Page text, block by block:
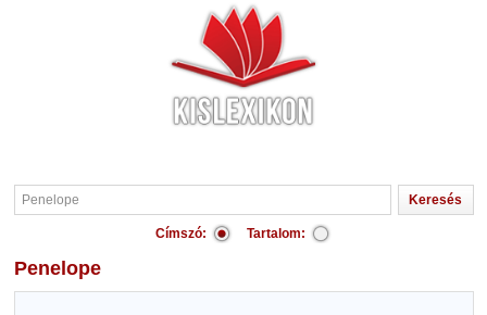
Címszó: Tartalom:
Penelope